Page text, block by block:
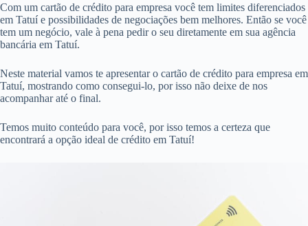
Com um cartão de crédito para empresa você tem limites diferenciados
em Tatuí e possibilidades de negociações bem melhores. Então se você
tem um negócio, vale à pena pedir o seu diretamente em sua agência
bancária em Tatuí.
Neste material vamos te apresentar o cartão de crédito para empresa em
Tatuí, mostrando como consegui-lo, por isso não deixe de nos
acompanhar até o final.
Temos muito conteúdo para você, por isso temos a certeza que
encontrará a opção ideal de crédito em Tatuí!